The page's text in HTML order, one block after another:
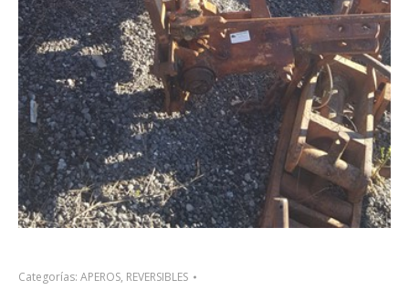
Categorías: APEROS, REVERSIBLES